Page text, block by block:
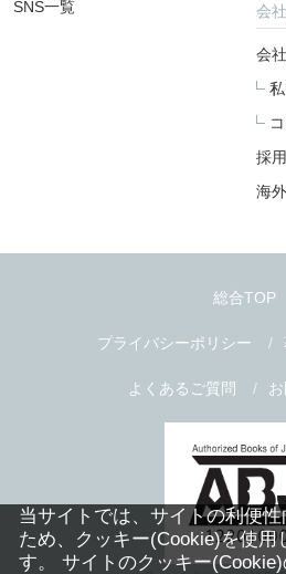
SNS一覧 会
会
採
海
総合TOP
プライバシーポリシー
よくあるご質問
当サイトでは、サイトの利便
ため、クッキー(Cookie)を使用
す。 サイトのクッキー(Cookie)